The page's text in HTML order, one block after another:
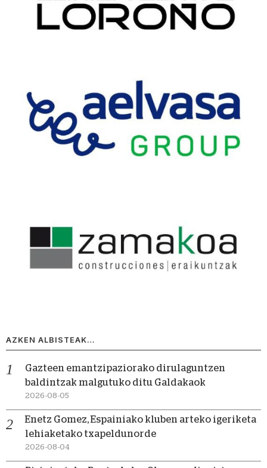
AZKEN ALBISTEAK…
Gazteen emantzipaziorako dirulaguntzen
baldintzak malgutuko ditu Galdakaok
2026-08-05
Enetz Gomez, Espainiako kluben arteko igeriketa
lehiaketako txapeldunorde
2026-08-04